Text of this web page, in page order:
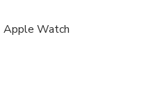
Apple Watch